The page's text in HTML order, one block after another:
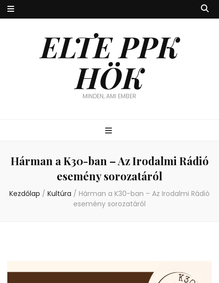
ELTE PPK
HÖK
MINDEN, AMI EMBER
Hárman a K30-ban – Az Irodalmi Rádió
esemény sorozatáról
Kezdőlap / Kultúra / Hárman a K30-ban – Az Irodalmi Rádió
esemény sorozatáról